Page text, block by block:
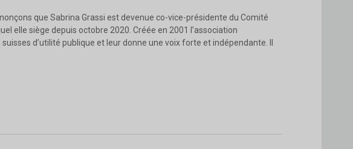
que Sabrina Grassi est devenue co-vice-présidente du Comité
elle siège depuis octobre 2020. Créée en 2001 l’association
d’utilité publique et leur donne une voix forte et indépendante. Il